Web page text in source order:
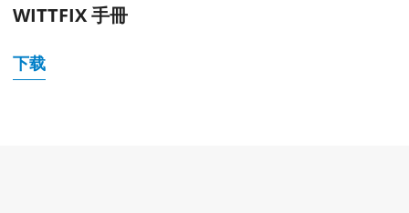
WITTFIX 手冊
下载